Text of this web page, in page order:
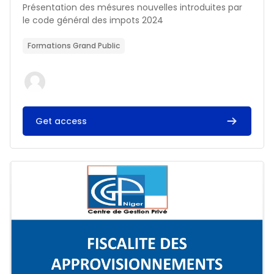
Résumé du cours :
Présentation des mésures nouvelles introduites par
le code général des impots 2024
Formations Grand Public
Get access
Image du cours FISCALITE DES APPROVISIONNEMENTS